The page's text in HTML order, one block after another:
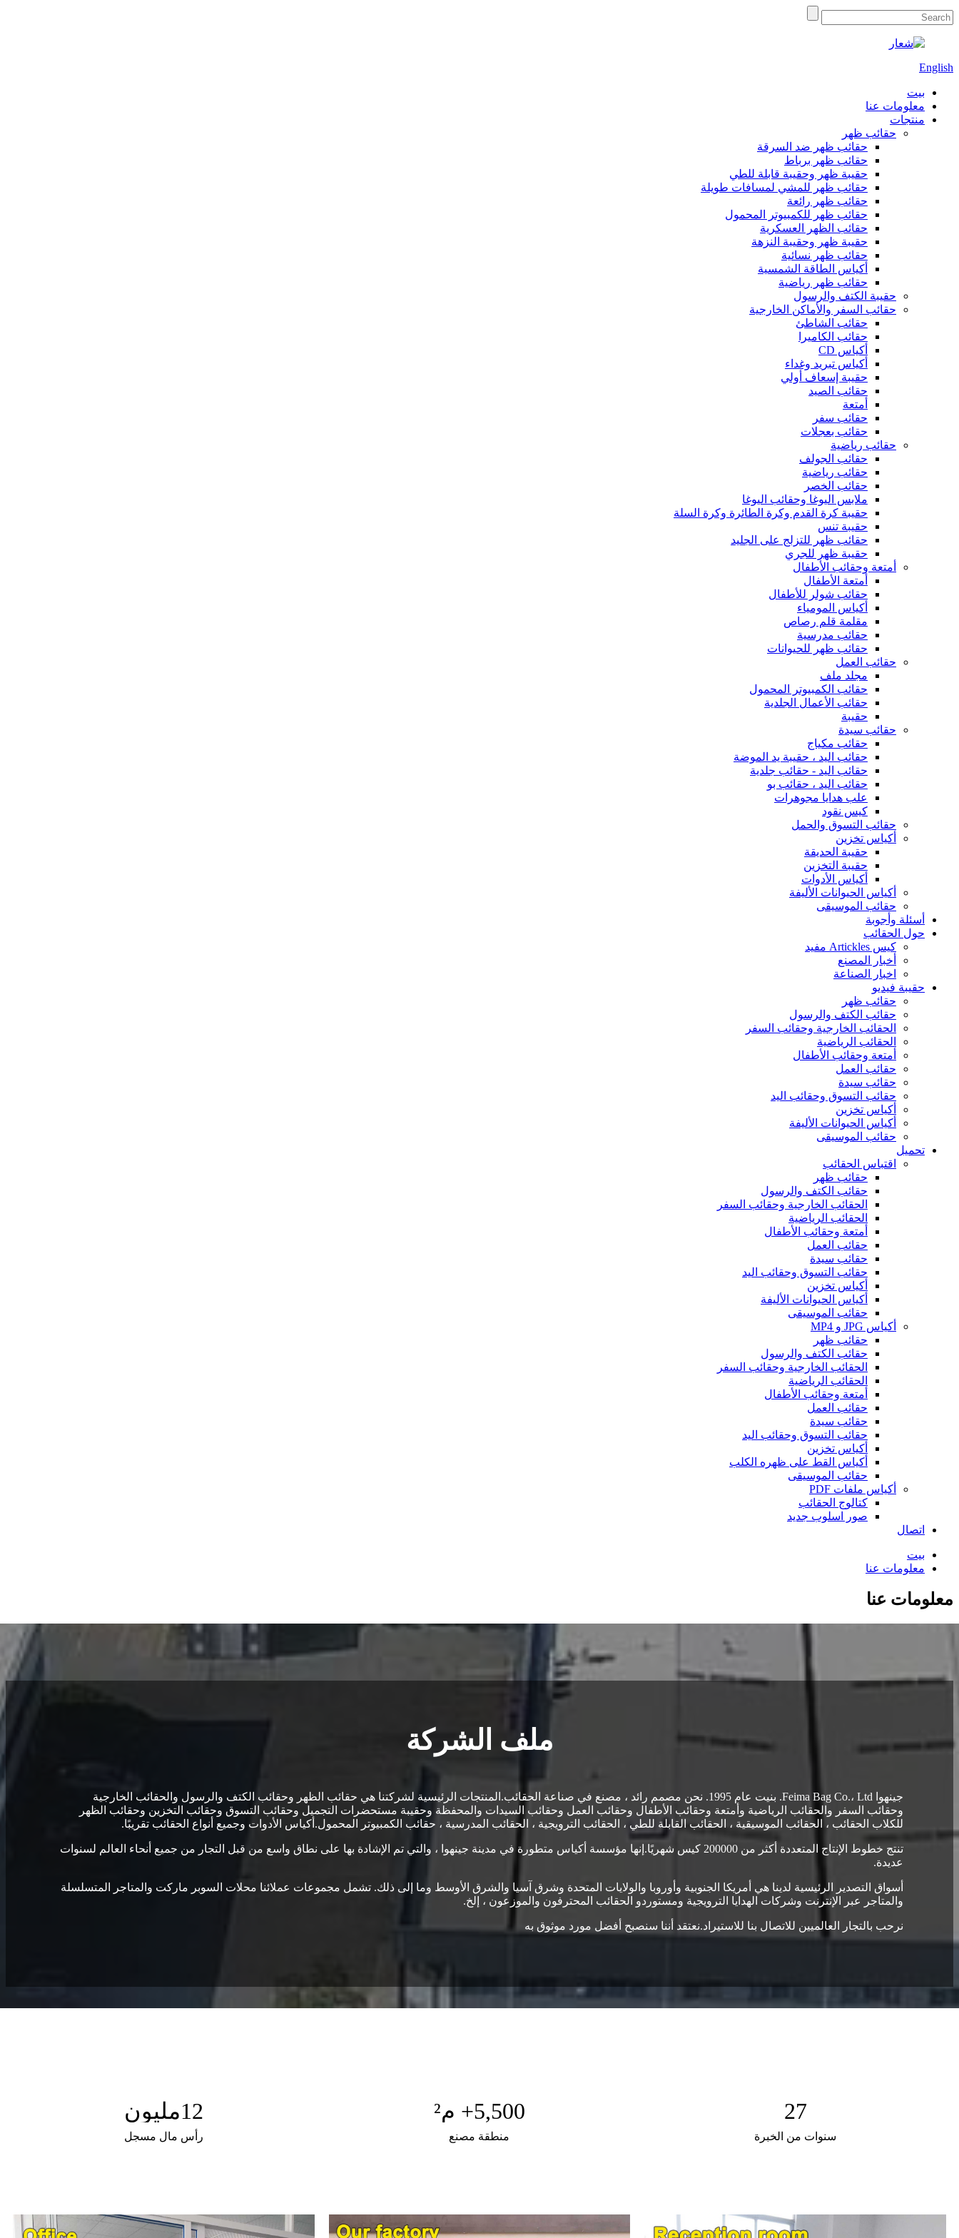
English
بيت
معلومات عنا
منتجات
حقائب ظهر
حقائب ظهر ضد السرقة
حقائب ظهر برباط
حقيبة ظهر وحقيبة قابلة للطي
حقائب ظهر للمشي لمسافات طويلة
حقائب ظهر رائعة
حقائب ظهر للكمبيوتر المحمول
حقائب الظهر العسكرية
حقيبة ظهر وحقيبة النزهة
حقائب ظهر نسائية
أكياس الطاقة الشمسية
حقائب ظهر رياضية
حقيبة الكتف والرسول
حقائب السفر والأماكن الخارجية
حقائب الشاطئ
حقائب الكاميرا
أكياس CD
أكياس تبريد وغداء
حقيبة إسعاف أولي
حقائب الصيد
أمتعة
حقائب سفر
حقائب بعجلات
حقائب رياضية
حقائب الجولف
حقائب رياضية
حقائب الخصر
ملابس اليوغا وحقائب اليوغا
حقيبة كرة القدم وكرة الطائرة وكرة السلة
حقيبة تنس
حقائب ظهر للتزلج على الجليد
حقيبة ظهر للجري
أمتعة وحقائب الأطفال
أمتعة الأطفال
حقائب شولر للأطفال
أكياس المومياء
مقلمة قلم رصاص
حقائب مدرسية
حقائب ظهر للحيوانات
حقائب العمل
مجلد ملف
حقائب الكمبيوتر المحمول
حقائب الأعمال الجلدية
حقيبة
حقائب سيدة
حقائب مكياج
حقائب اليد ، حقيبة يد الموضة
حقائب اليد - حقائب جلدية
حقائب اليد ، حقائب بو
علب هدايا مجوهرات
كيس نقود
حقائب التسوق والحمل
أكياس تخزين
حقيبة الحديقة
حقيبة التخزين
أكياس الأدوات
أكياس الحيوانات الأليفة
حقائب الموسيقى
أسئلة وأجوبة
حول الحقائب
كيس Artickles مفيد
أخبار المصنع
اخبار الصناعة
حقيبة فيديو
حقائب ظهر
حقائب الكتف والرسول
الحقائب الخارجية وحقائب السفر
الحقائب الرياضية
أمتعة وحقائب الأطفال
حقائب العمل
حقائب سيدة
حقائب التسوق وحقائب اليد
أكياس تخزين
أكياس الحيوانات الأليفة
حقائب الموسيقى
تحميل
اقتباس الحقائب
حقائب ظهر
حقائب الكتف والرسول
الحقائب الخارجية وحقائب السفر
الحقائب الرياضية
أمتعة وحقائب الأطفال
حقائب العمل
حقائب سيدة
حقائب التسوق وحقائب اليد
أكياس تخزين
أكياس الحيوانات الأليفة
حقائب الموسيقى
أكياس JPG و MP4
حقائب ظهر
حقائب الكتف والرسول
الحقائب الخارجية وحقائب السفر
الحقائب الرياضية
أمتعة وحقائب الأطفال
حقائب العمل
حقائب سيدة
حقائب التسوق وحقائب اليد
أكياس تخزين
أكياس القط على ظهره الكلب
حقائب الموسيقى
أكياس ملفات PDF
كتالوج الحقائب
صور اسلوب جديد
اتصال
بيت
معلومات عنا
معلومات عنا
ملف الشركة
جينهوا Feima Bag Co.، Ltd. بنيت عام 1995. نحن مصمم رائد ، مصنع في صناعة الحقائب.المنتجات الرئيسية لشركتنا هي حقائب الظهر وحقائب الكتف والرسول والحقائب الخارجية
وحقائب السفر والحقائب الرياضية وأمتعة وحقائب الأطفال وحقائب العمل وحقائب السيدات والمحفظة وحقيبة مستحضرات التجميل وحقائب التسوق وحقائب التخزين وحقائب الظهر
للكلاب الحقائب ، الحقائب الموسيقية ، الحقائب القابلة للطي ، الحقائب الترويجية ، الحقائب المدرسية ، حقائب الكمبيوتر المحمول.أكياس الأدوات وجميع أنواع الحقائب تقريبًا.
تنتج خطوط الإنتاج المتعددة أكثر من 200000 كيس شهريًا.إنها مؤسسة أكياس متطورة في مدينة جينهوا ، والتي تم الإشادة بها على نطاق واسع من قبل التجار من جميع أنحاء العالم لسنوات
عديدة.
أسواق التصدير الرئيسية لدينا هي أمريكا الجنوبية وأوروبا والولايات المتحدة وشرق آسيا والشرق الأوسط وما إلى ذلك. تشمل مجموعات عملائنا محلات السوبر ماركت والمتاجر المتسلسلة
والمتاجر عبر الإنترنت وشركات الهدايا الترويجية ومستوردو الحقائب المحترفون والموزعون ، إلخ.
نرحب بالتجار العالميين للاتصال بنا للاستيراد.نعتقد أننا سنصبح أفضل مورد موثوق به
27
سنوات من الخبرة
5,500+ م²
منطقة مصنع
12مليون
رأس مال مسجل